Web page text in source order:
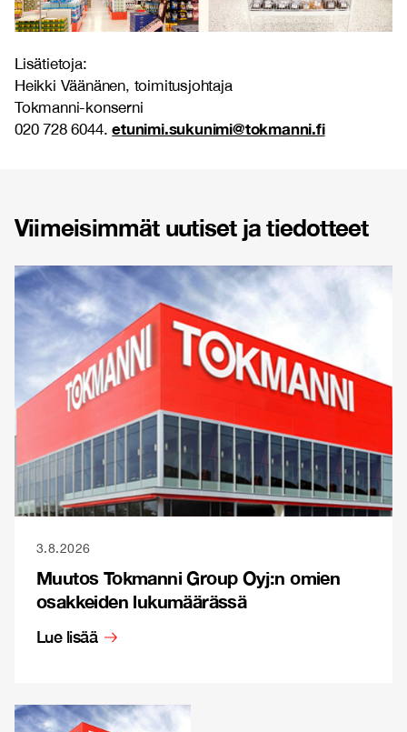
Lisätietoja:
Heikki Väänänen, toimitusjohtaja
Tokmanni-konserni
020 728 6044.etunimi.sukunimi@tokmanni.fi
Viimeisimmät uutiset ja tiedotteet
3.8.2026
Muutos Tokmanni Group Oyj:n omien
osakkeiden lukumäärässä
Lue lisää